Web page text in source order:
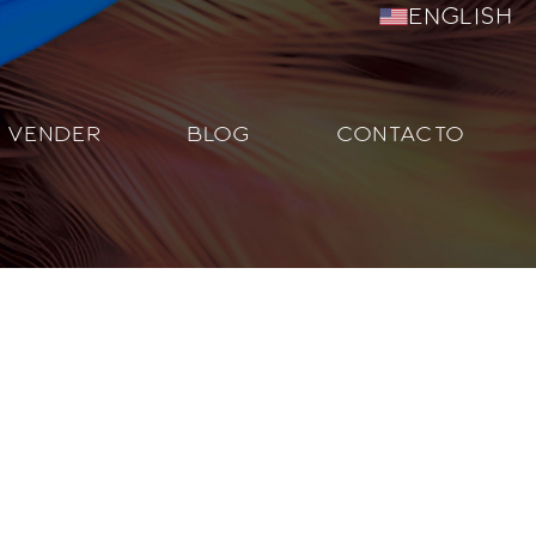
English
VENDER BLOG CONTACTO